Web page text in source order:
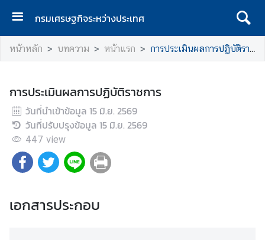
กรมเศรษฐกิจระหว่างประเทศ
ห
น้
ร
ก
ก
ม
ร
หน้าหลัก บทความ หน้าแรก การประเมินผลการปฏิบัติราชการ
การประเมินผลการปฏิบัติราชการ
วันที่นำเข้าข้อมูล 15 มิ.ย. 2569
วันที่ปรับปรุงข้อมูล 15 มิ.ย. 2569
447 view
เอกสารประกอบ